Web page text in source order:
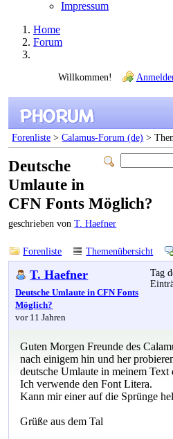
Impressum
Home
Forum
Willkommen!
Forenliste >Calamus-Forum (de) >
Deutsche
Umlaute in
CFN Fonts Möglich?
geschrieben vonT. Haefner
Forenliste Themenübersicht
T. Haefner
Deutsche Umlaute in CFN Fonts
Möglich?
vor 11 Jahren
Tag
Guten Morgen Freunde des
nach einigem hin und her
deutsche Umlaute in meinem Text
Ich verwende den Font Litera.
Kann mir einer auf die Sprünge
Grüße aus dem Tal